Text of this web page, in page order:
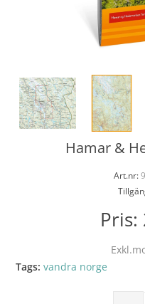
Hamar &
Art.nr:
Pris:
Tags: vandra norge